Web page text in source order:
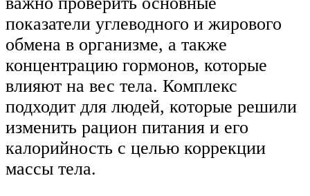
показатели углеводного и жирового
обмена в организме, а также
концентрацию гормонов, которые
влияют на вес тела. Комплекс
подходит для людей, которые решили
изменить рацион питания и его
калорийность с целью коррекции
массы тела.